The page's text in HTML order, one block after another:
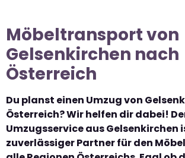
Möbeltransport von
Gelsenkirchen nach
Österreich
Du planst einen Umzug von
Österreich? Wir helfen dir dabei!
Umzugsservice aus Gelsenkirchen
zuverlässiger Partner für den